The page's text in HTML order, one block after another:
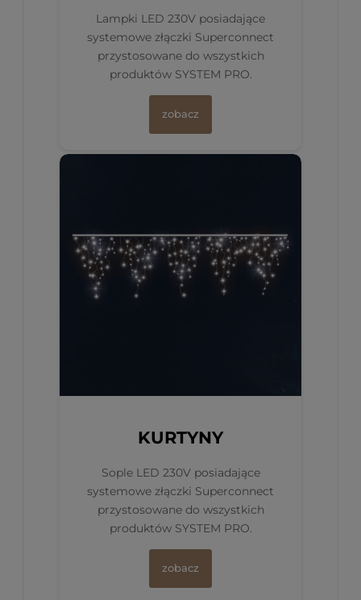
Lampki LED 230V posiadające
systemowe złączki Superconnect
przystosowane do wszystkich
produktów SYSTEM PRO.
zobacz
KURTYNY
Sople LED 230V posiadające
systemowe złączki Superconnect
przystosowane do wszystkich
produktów SYSTEM PRO.
zobacz